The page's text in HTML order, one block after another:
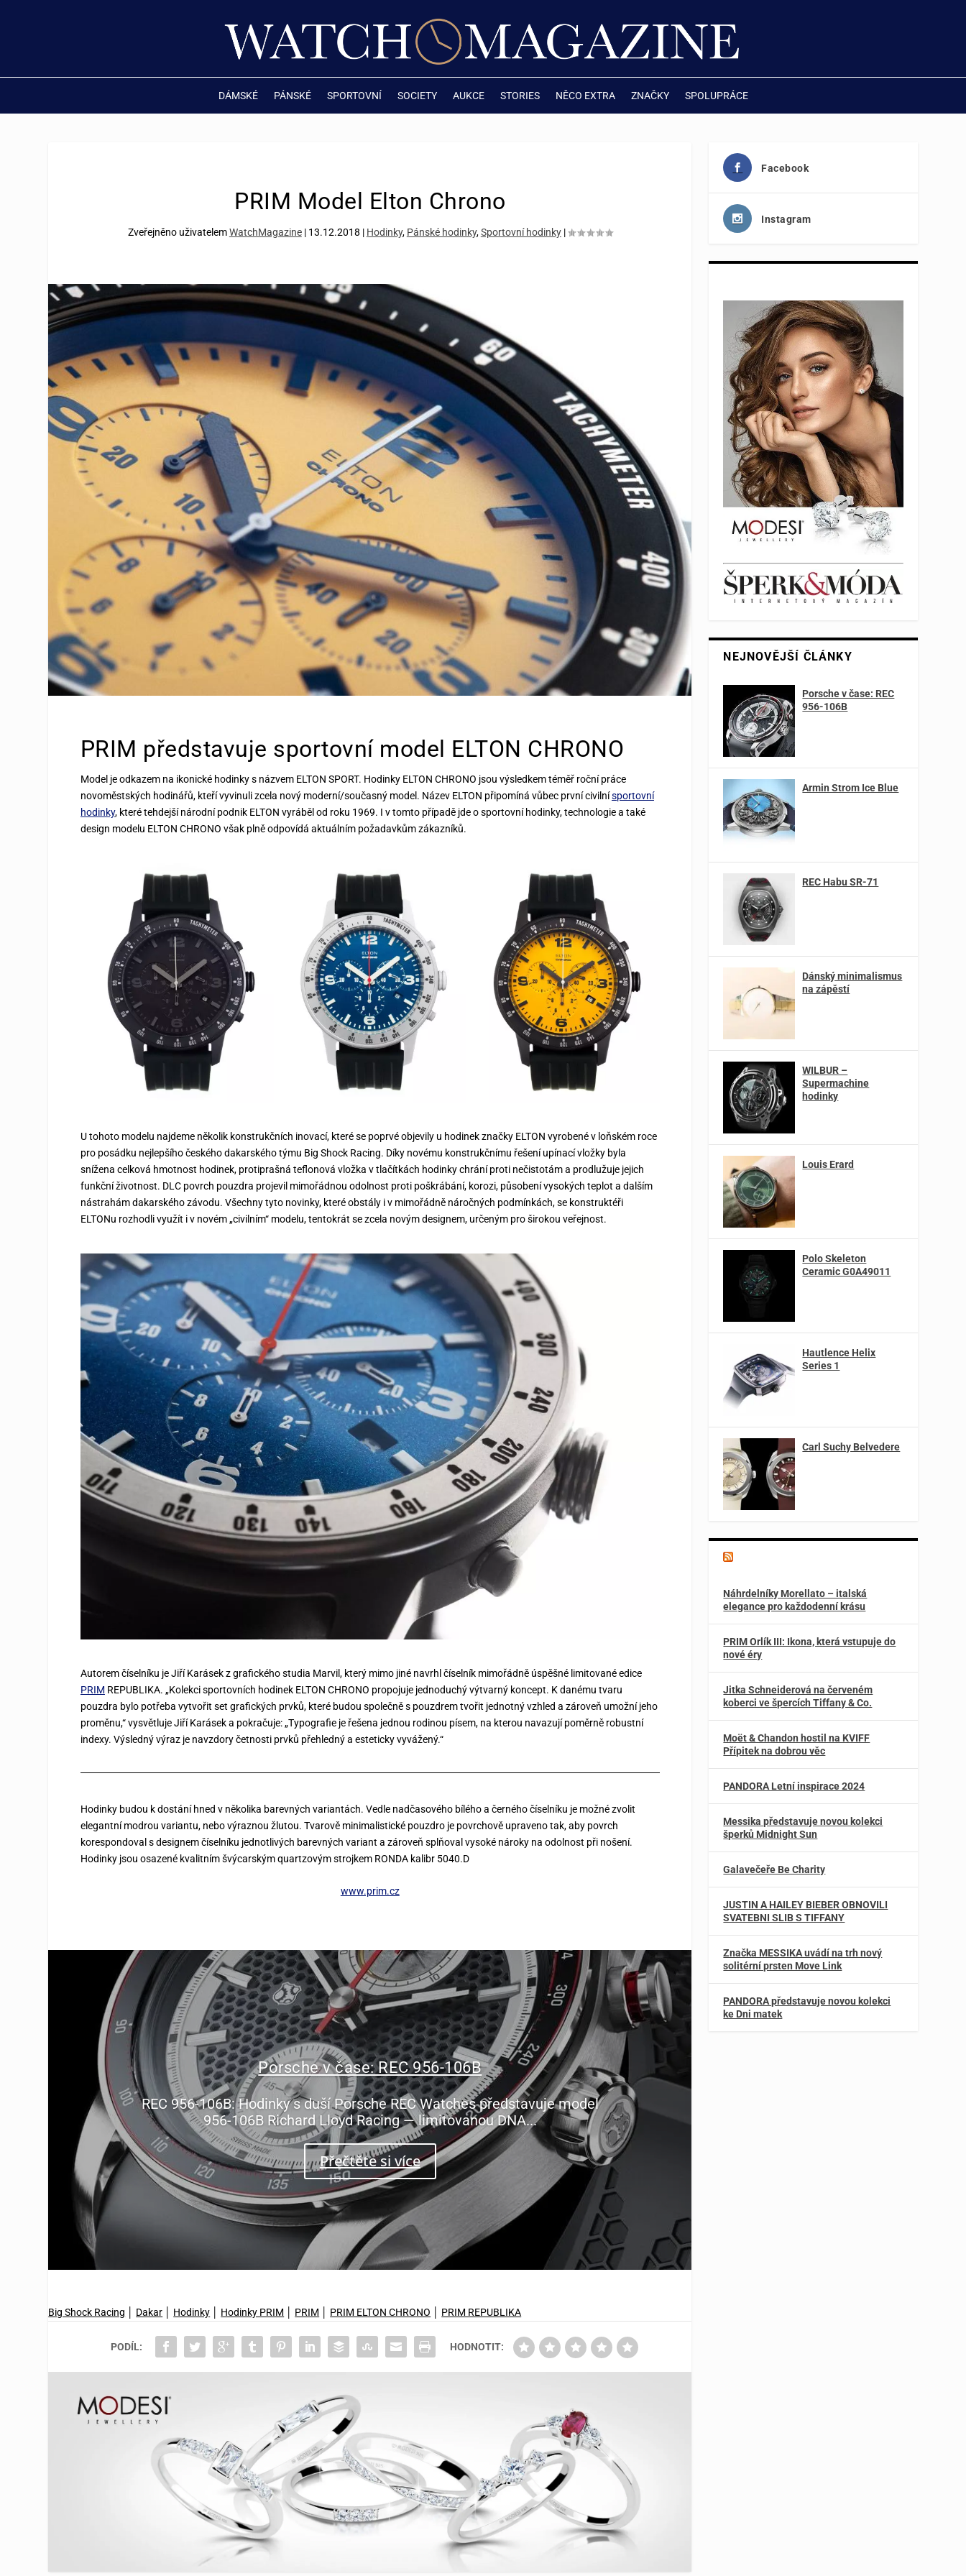
DÁMSKÉ PÁNSKÉ SPORTOVNÍ SOCIETY AUKCE STORIES NĚCO EXTRA ZNAČKY SPOLUPRÁCE
PRIM Model Elton Chrono
Zveřejněno uživatelemWatchMagazine| 13.12.2018 | Hodinky, Pánské hodinky,Sportovní hodinky|
PRIM představuje sportovní model ELTON CHRONO
Model je odkazem na ikonické hodinky s názvem ELTON SPORT. Hodinky ELTON CHRONO jsou výsledkem téměř roční práce
novoměstských hodinářů, kteří vyvinuli zcela nový moderní/současný model. Název ELTON připomíná vůbec první civilnísportovní
hodinky, které tehdejší národní podnik ELTON vyráběl od roku 1969. I v tomto případě jde o sportovní hodinky, technologie a také
design modelu ELTON CHRONO však plně odpovídá aktuálním požadavkům zákazníků.
U tohoto modelu najdeme několik konstrukčních inovací, které se poprvé objevily u hodinek značky ELTON vyrobené v loňském roce
pro posádku nejlepšího českého dakarského týmu Big Shock Racing. Díky novému konstrukčnímu řešení upínací vložky byla
snížena celková hmotnost hodinek, protiprašná teflonová vložka v tlačítkách hodinky chrání proti nečistotám a prodlužuje jejich
funkční životnost. DLC povrch pouzdra projevil mimořádnou odolnost proti poškrábání, korozi, působení vysokých teplot a dalším
nástrahám dakarského závodu. Všechny tyto novinky, které obstály i v mimořádně náročných podmínkách, se konstruktéři
ELTONu rozhodli využít i v novém „civilním“ modelu, tentokrát se zcela novým designem, určeným pro širokou veřejnost.
Autorem číselníku je Jiří Karásek z grafického studia Marvil, který mimo jiné navrhl číselník mimořádně úspěšné limitované edice
PRIM REPUBLIKA. „Kolekci sportovních hodinek ELTON CHRONO propojuje jednoduchý výtvarný koncept. K danému tvaru
pouzdra bylo potřeba vytvořit set grafických prvků, které budou společně s pouzdrem tvořit jednotný vzhled a zároveň umožní jeho
proměnu,“ vysvětluje Jiří Karásek a pokračuje: „Typografie je řešena jednou rodinou písem, na kterou navazují poměrně robustní
indexy. Výsledný výraz je navzdory četnosti prvků přehledný a esteticky vyvážený.“
Hodinky budou k dostání hned v několika barevných variantách. Vedle nadčasového bílého a černého číselníku je možné zvolit
elegantní modrou variantu, nebo výraznou žlutou. Tvarově minimalistické pouzdro je povrchově upraveno tak, aby povrch
korespondoval s designem číselníku jednotlivých barevných variant a zároveň splňoval vysoké nároky na odolnost při nošení.
Hodinky jsou osazené kvalitním švýcarským quartzovým strojkem RONDA kalibr 5040.D
www.prim.cz
Porsche v čase: REC 956-106B
REC 956-106B: Hodinky s duší Porsche REC Watches představuje model
956-106B Richard Lloyd Racing — limitovanou DNA...
Přečtěte si více
Big Shock Racing Dakar Hodinky Hodinky PRIM PRIM PRIM ELTON CHRONO PRIM REPUBLIKA
PODÍL: HODNOTIT:
Facebook
Instagram
NEJNOVĚJŠÍ ČLÁNKY
Porsche v čase: REC
956-106B
Armin Strom Ice Blue
REC Habu SR-71
Dánský minimalismus
na zápěstí
WILBUR –
Supermachine
hodinky
Louis Erard
Polo Skeleton
Ceramic G0A49011
Hautlence Helix
Series 1
Carl Suchy Belvedere
Náhrdelníky Morellato – italská
elegance pro každodenní krásu
PRIM Orlík III: Ikona, která vstupuje do
nové éry
Jitka Schneiderová na červeném
koberci ve špercích Tiffany & Co.
Moët & Chandon hostil na KVIFF
Přípitek na dobrou věc
PANDORA Letní inspirace 2024
Messika představuje novou kolekci
šperků Midnight Sun
Galavečeře Be Charity
JUSTIN A HAILEY BIEBER OBNOVILI
SVATEBNI SLIB S TIFFANY
Značka MESSIKA uvádí na trh nový
solitérní prsten Move Link
PANDORA představuje novou kolekci
ke Dni matek